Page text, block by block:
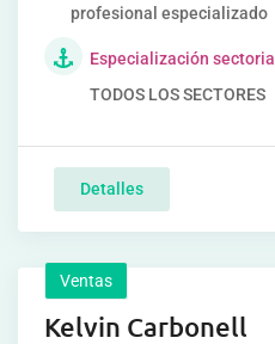
profesional especializado
Especialización sectorial
TODOS LOS SECTORES
Detalles
Ventas
Kelvin Carbonell